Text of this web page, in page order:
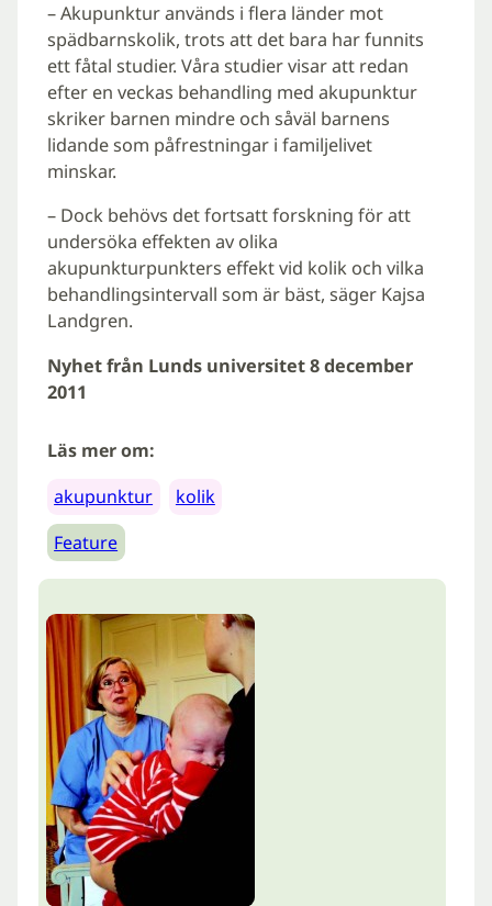
– Akupunktur används i flera länder mot
spädbarnskolik, trots att det bara har funnits
ett fåtal studier. Våra studier visar att redan
efter en veckas behandling med akupunktur
skriker barnen mindre och såväl barnens
lidande som påfrestningar i familjelivet
minskar.
– Dock behövs det fortsatt forskning för att
undersöka effekten av olika
akupunkturpunkters effekt vid kolik och vilka
behandlingsintervall som är bäst, säger Kajsa
Landgren.
Nyhet från Lunds universitet 8 december
2011
Läs mer om:
akupunktur
kolik
Feature